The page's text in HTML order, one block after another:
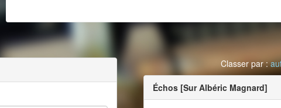
Classer par :
Échos [Sur Albéric Magnard]